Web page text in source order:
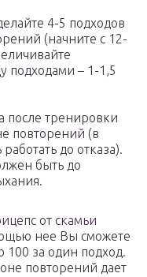
4-5 подходов
(начните с 12-
подходами – 1-1,5
после тренировки
повторений (в
до отказа).
быть до
от скамьи
нее Вы сможете
100 за один подход.
повторений дает